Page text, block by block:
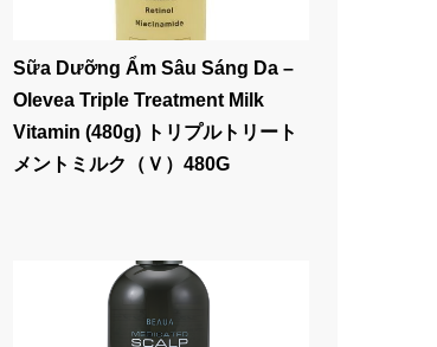
Sữa Dưỡng Ẩm Sâu Sáng Da –
Olevea Triple Treatment Milk
Vitamin (480g) トリプルトリート
メントミルク（Ｖ）480G